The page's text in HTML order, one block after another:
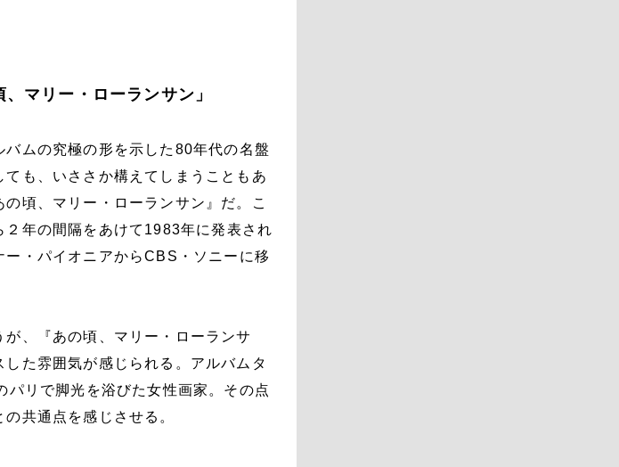
マリー・ローランサン」
ムの究極の形を示した80年代の名盤
も、いささか構えてしまうこともあ
頃、マリー・ローランサン』だ。こ
年の間隔をあけて1983年に発表され
・パイオニアからCBS・ソニーに移
、『あの頃、マリー・ローランサ
た雰囲気が感じられる。アルバムタ
リで脚光を浴びた女性画家。その点
共通点を感じさせる。